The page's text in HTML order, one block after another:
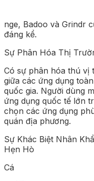
nge, Badoo và Grindr
đáng kể.
Sự Phân Hóa Thị
Có sự phân hóa thú vị
giữa các ứng dụng
quốc gia. Người dùng
ứng dụng quốc tế lớn
chọn các ứng dụng
quán địa phương.
Sự Khác Biệt Nhân
Hẹn Hò
Cá